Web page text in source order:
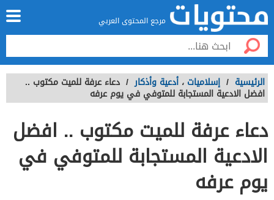
مرجع المحتوى العربي
الرئيسية / إسلاميات ، أدعية وأذكار / دعاء عرفة للميت مكتوب ..
افضل الادعية المستجابة للمتوفي في يوم عرفه
دعاء عرفة للميت مكتوب .. افضل
الادعية المستجابة للمتوفي في
يوم عرفه